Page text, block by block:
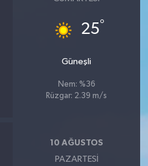
25°
Güneşli
Nem: %36
Rüzgar: 2.39 m/s
10 AĞUSTOS
PAZARTESI